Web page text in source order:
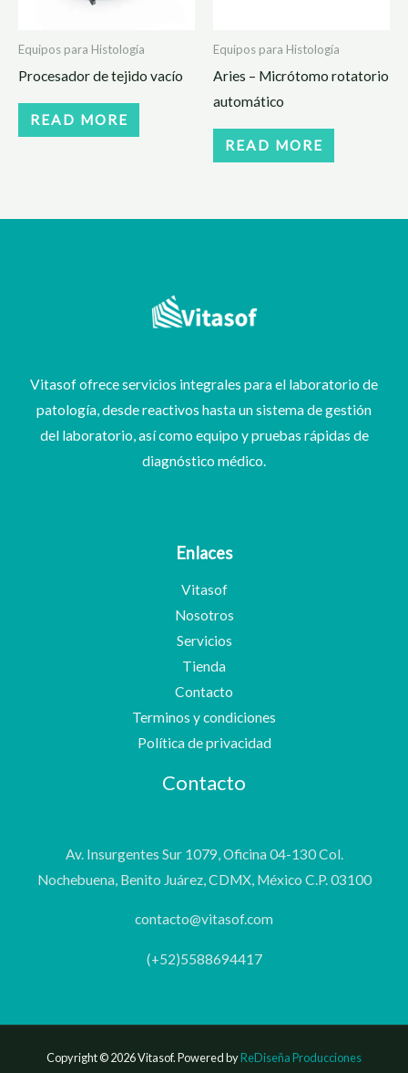
Equipos para Histología
Procesador de tejido vacío
READ MORE
Equipos para Histología
Aries – Micrótomo rotatorio
automático
READ MORE
Vitasof ofrece servicios integrales para el laboratorio de
patología, desde reactivos hasta un sistema de gestión
del laboratorio, así como equipo y pruebas rápidas de
diagnóstico médico.
Enlaces
Vitasof
Nosotros
Servicios
Tienda
Contacto
Terminos y condiciones
Política de privacidad
Contacto
Av. Insurgentes Sur 1079, Oficina 04-130 Col.
Nochebuena, Benito Juárez, CDMX, México C.P. 03100
contacto@vitasof.com
(+52)5588694417
Copyright © 2026 Vitasof. Powered byReDiseña Producciones